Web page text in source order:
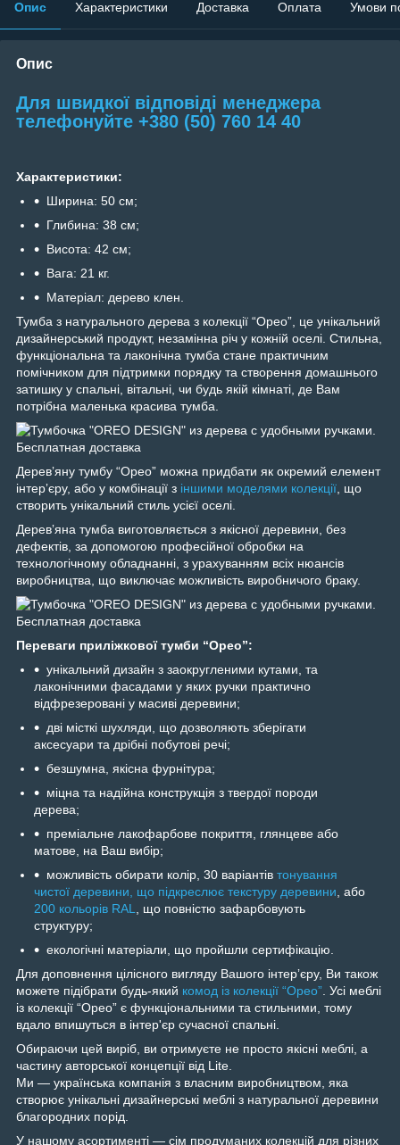
Опис Характеристики Доставка Оплата Умови
Опис
Для швидкої відповіді менеджера
телефонуйте +380 (50) 760 14 40
Характеристики:
Ширина: 50 см;
Глибина: 38 см;
Висота: 42 см;
Вага: 21 кг.
Матеріал: дерево клен.
Тумба з натурального дерева з колекції “Орео”, це унікальний
дизайнерський продукт, незамінна річ у кожній оселі. Стильна,
функціональна та лаконічна тумба стане практичним
помічником для підтримки порядку та створення домашнього
затишку у спальні, вітальні, чи будь якій кімнаті, де Вам
потрібна маленька красива тумба.
Деревʼяну тумбу “Орео” можна придбати як окремий елемент
інтерʼєру, або у комбінації з іншими моделями колекції, що
створить унікальний стиль усієї оселі.
Деревʼяна тумба виготовляється з якісної деревини, без
дефектів, за допомогою професійної обробки на
технологічному обладнанні, з урахуванням всіх нюансів
виробництва, що виключає можливість виробничого браку.
Переваги приліжкової тумби “Орео”:
унікальний дизайн з заокругленими кутами, та
лаконічними фасадами у яких ручки практично
відфрезеровані у масиві деревини;
дві місткі шухляди, що дозволяють зберігати
аксесуари та дрібні побутові речі;
безшумна, якісна фурнітура;
міцна та надійна конструкція з твердої породи
дерева;
преміальне лакофарбове покриття, глянцеве або
матове, на Ваш вибір;
можливість обирати колір, 30 варіантів тонування
чистої деревини, що підкреслює текстуру деревини, або
200 кольорів RAL, що повністю зафарбовують
структуру;
екологічні матеріали, що пройшли сертифікацію.
Для доповнення цілісного вигляду Вашого інтерʼєру, Ви також
можете підібрати будь-який комод із колекції “Орео”. Усі меблі
із колекції “Орео” є функціональними та стильними, тому
вдало впишуться в інтер'єр сучасної спальні.
Обираючи цей виріб, ви отримуєте не просто якісні меблі, а
частину авторської концепції від Lite.
Ми — українська компанія з власним виробництвом, яка
створює унікальні дизайнерські меблі з натуральної деревини
благородних порід.
У нашому асортименті — сім продуманих колекцій для різних